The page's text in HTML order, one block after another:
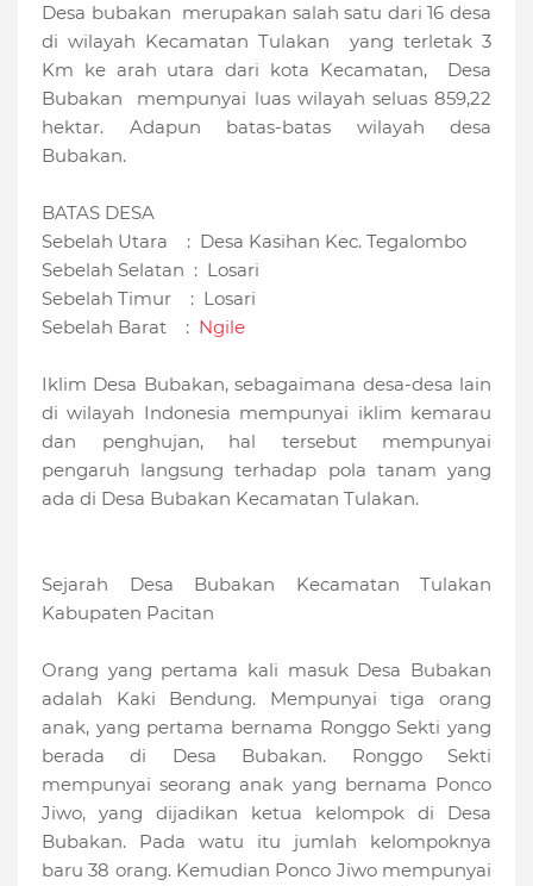
Desa bubakan merupakan salah satu dari 16 desa
di wilayah Kecamatan Tulakan yang terletak 3
Km ke arah utara dari kota Kecamatan, Desa
Bubakan mempunyai luas wilayah seluas 859,22
hektar. Adapun batas-batas wilayah desa
Bubakan.
BATAS DESA
Sebelah Utara : Desa Kasihan Kec. Tegalombo
Sebelah Selatan : Losari
Sebelah Timur : Losari
Sebelah Barat : Ngile
Iklim Desa Bubakan, sebagaimana desa-desa lain
di wilayah Indonesia mempunyai iklim kemarau
dan penghujan, hal tersebut mempunyai
pengaruh langsung terhadap pola tanam yang
ada di Desa Bubakan Kecamatan Tulakan.
Sejarah Desa Bubakan Kecamatan Tulakan
Kabupaten Pacitan
Orang yang pertama kali masuk Desa Bubakan
adalah Kaki Bendung. Mempunyai tiga orang
anak, yang pertama bernama Ronggo Sekti yang
berada di Desa Bubakan. Ronggo Sekti
mempunyai seorang anak yang bernama Ponco
Jiwo, yang dijadikan ketua kelompok di Desa
Bubakan. Pada watu itu jumlah kelompoknya
baru 38 orang. Kemudian Ponco Jiwo mempunyai